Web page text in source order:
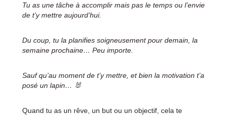
Tu as une tâche à accomplir mais pas le temps ou l’envie
de t’y mettre aujourd’hui.
Du coup, tu la planifies soigneusement pour demain, la
semaine prochaine… Peu importe.
Sauf qu’au moment de t’y mettre, et bien la motivation t’a
posé un lapin… 🐰
Quand tu as un rêve, un but ou un objectif, cela te